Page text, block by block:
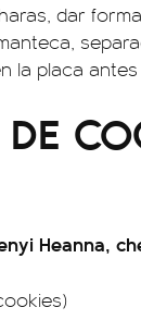
dar
la placa
Heanna,